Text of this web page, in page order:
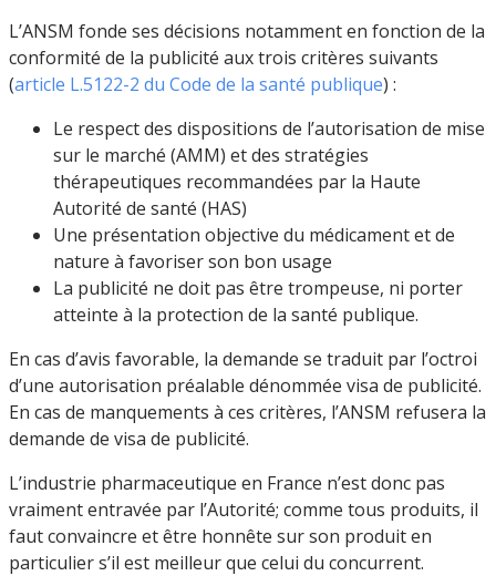
L’ANSM fonde ses décisions notamment en fonction de la
conformité de la publicité aux trois critères suivants
(article L.5122-2 du Code de la santé publique) :
Le respect des dispositions de l’autorisation de mise
sur le marché (AMM) et des stratégies
thérapeutiques recommandées par la Haute
Autorité de santé (HAS)
Une présentation objective du médicament et de
nature à favoriser son bon usage
La publicité ne doit pas être trompeuse, ni porter
atteinte à la protection de la santé publique.
En cas d’avis favorable, la demande se traduit par l’octroi
d’une autorisation préalable dénommée visa de publicité.
En cas de manquements à ces critères, l’ANSM refusera la
demande de visa de publicité.
L’industrie pharmaceutique en France n’est donc pas
vraiment entravée par l’Autorité; comme tous produits, il
faut convaincre et être honnête sur son produit en
particulier s’il est meilleur que celui du concurrent.